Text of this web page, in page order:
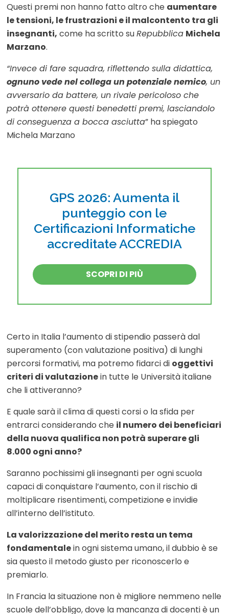
Questi premi non hanno fatto altro che aumentare
le tensioni, le frustrazioni e il malcontento tra gli
insegnanti, come ha scritto suRepubblica Michela
Marzano.
“Invece di fare squadra, riflettendo sulla didattica,
ognuno vede nel collega un potenziale nemico, un
avversario da battere, un rivale pericoloso che
potrà ottenere questi benedetti premi, lasciandolo
di conseguenza a bocca asciutta” ha spiegato
Michela Marzano
GPS 2026: Aumenta il
punteggio con le
Certificazioni Informatiche
accreditate ACCREDIA
SCOPRI DI PIÙ
Certo in Italia l’aumento di stipendio passerà dal
superamento (con valutazione positiva) di lunghi
percorsi formativi, ma potremo fidarci di oggettivi
criteri di valutazionein tutte le Università italiane
che li attiveranno?
E quale sarà il clima di questi corsi o la sfida per
entrarci considerando che il numero dei beneficiari
della nuova qualifica non potrà superare gli
8.000 ogni anno?
Saranno pochissimi gli insegnanti per ogni scuola
capaci di conquistare l’aumento, con il rischio di
moltiplicare risentimenti, competizione e invidie
all’interno dell’istituto.
La valorizzazione del merito resta un tema
fondamentalein ogni sistema umano, il dubbio è se
sia questo il metodo giusto per riconoscerlo e
premiarlo.
In Francia la situazione non è migliore nemmeno nelle
scuole dell’obbligo, dove la mancanza di docenti è un